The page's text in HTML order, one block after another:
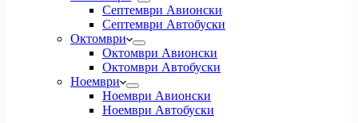
Септември Авионски
Септември Автобуски
Октомври
Октомври Авионски
Октомври Автобуски
Ноември
Ноември Авионски
Ноември Автобуски